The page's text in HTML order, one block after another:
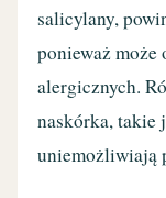
salicylany,
ponieważ
alergicznych.
naskórka, takie
uniemożliwiają